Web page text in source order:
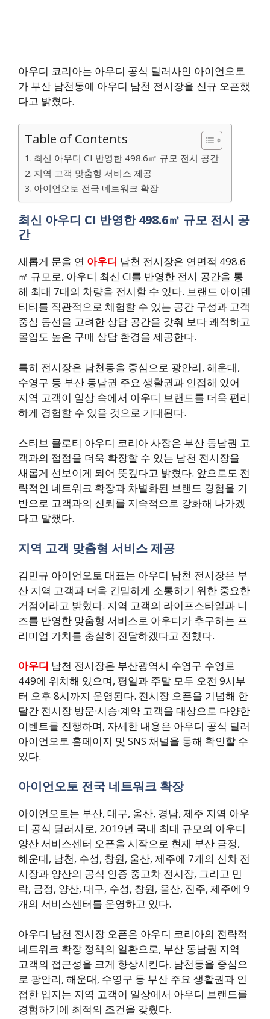
아우디 코리아는 아우디 공식 딜러사인 아이언오토
가 부산 남천동에 아우디 남천 전시장을 신규 오픈했
다고 밝혔다.
Table of Contents
최신 아우디 CI 반영한 498.6㎡ 규모 전시 공간
지역 고객 맞춤형 서비스 제공
아이언오토 전국 네트워크 확장
최신 아우디 CI 반영한 498.6㎡ 규모 전시 공
간
새롭게 문을 연 아우디 남천 전시장은 연면적 498.6
㎡ 규모로, 아우디 최신 CI를 반영한 전시 공간을 통
해 최대 7대의 차량을 전시할 수 있다. 브랜드 아이덴
티티를 직관적으로 체험할 수 있는 공간 구성과 고객
중심 동선을 고려한 상담 공간을 갖춰 보다 쾌적하고
몰입도 높은 구매 상담 환경을 제공한다.
특히 전시장은 남천동을 중심으로 광안리, 해운대,
수영구 등 부산 동남권 주요 생활권과 인접해 있어
지역 고객이 일상 속에서 아우디 브랜드를 더욱 편리
하게 경험할 수 있을 것으로 기대된다.
스티브 클로티 아우디 코리아 사장은 부산 동남권 고
객과의 접점을 더욱 확장할 수 있는 남천 전시장을
새롭게 선보이게 되어 뜻깊다고 밝혔다. 앞으로도 전
략적인 네트워크 확장과 차별화된 브랜드 경험을 기
반으로 고객과의 신뢰를 지속적으로 강화해 나가겠
다고 말했다.
지역 고객 맞춤형 서비스 제공
김민규 아이언오토 대표는 아우디 남천 전시장은 부
산 지역 고객과 더욱 긴밀하게 소통하기 위한 중요한
거점이라고 밝혔다. 지역 고객의 라이프스타일과 니
즈를 반영한 맞춤형 서비스로 아우디가 추구하는 프
리미엄 가치를 충실히 전달하겠다고 전했다.
아우디 남천 전시장은 부산광역시 수영구 수영로
449에 위치해 있으며, 평일과 주말 모두 오전 9시부
터 오후 8시까지 운영된다. 전시장 오픈을 기념해 한
달간 전시장 방문·시승·계약 고객을 대상으로 다양한
이벤트를 진행하며, 자세한 내용은 아우디 공식 딜러
아이언오토 홈페이지 및 SNS 채널을 통해 확인할 수
있다.
아이언오토 전국 네트워크 확장
아이언오토는 부산, 대구, 울산, 경남, 제주 지역 아우
디 공식 딜러사로, 2019년 국내 최대 규모의 아우디
양산 서비스센터 오픈을 시작으로 현재 부산 금정,
해운대, 남천, 수성, 창원, 울산, 제주에 7개의 신차 전
시장과 양산의 공식 인증 중고차 전시장, 그리고 민
락, 금정, 양산, 대구, 수성, 창원, 울산, 진주, 제주에 9
개의 서비스센터를 운영하고 있다.
아우디 남천 전시장 오픈은 아우디 코리아의 전략적
네트워크 확장 정책의 일환으로, 부산 동남권 지역
고객의 접근성을 크게 향상시킨다. 남천동을 중심으
로 광안리, 해운대, 수영구 등 부산 주요 생활권과 인
접한 입지는 지역 고객이 일상에서 아우디 브랜드를
경험하기에 최적의 조건을 갖췄다.